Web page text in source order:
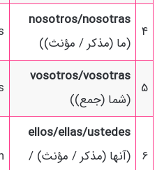
4
nosotros/nosotras
(ما (مذکر / مؤنث))
5
vosotros/vosotras
(شما (جمع))
6
ellos/ellas/ustedes
(آنها (مذکر / مؤنث) /